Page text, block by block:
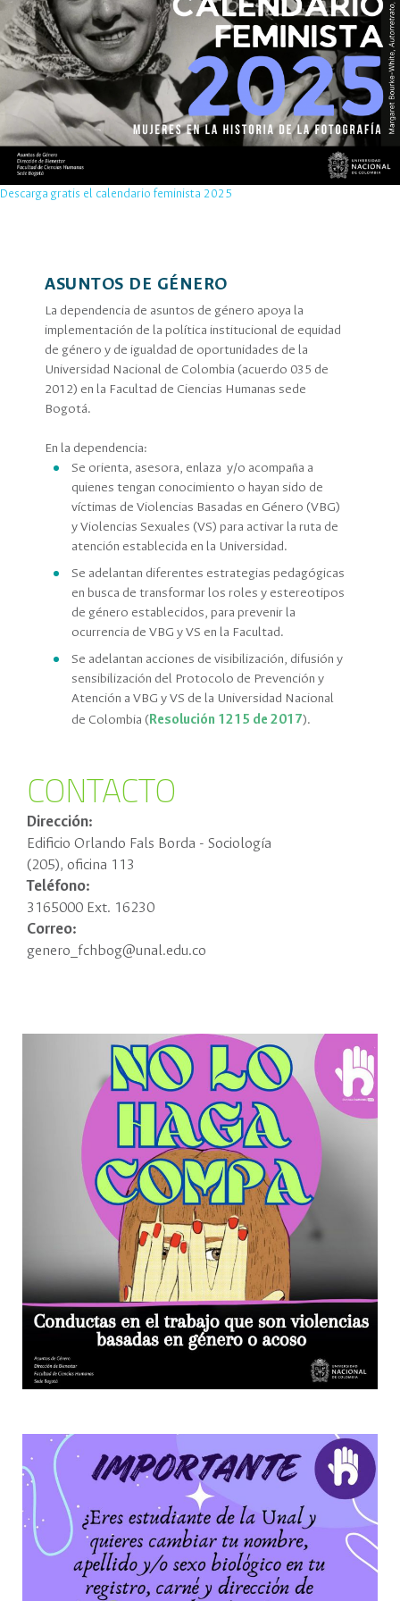
Descarga gratis el calendario feminista 2025
ASUNTOS DE GÉNERO
La dependencia de asuntos de género apoya la
implementación de la política institucional de equidad
de género y de igualdad de oportunidades de la
Universidad Nacional de Colombia (acuerdo 035 de
2012) en la Facultad de Ciencias Humanas sede
Bogotá.
En la dependencia:
Se orienta, asesora, enlaza y/o acompaña a
quienes tengan conocimiento o hayan sido de
víctimas de Violencias Basadas en Género (VBG)
y Violencias Sexuales (VS) para activar la ruta de
atención establecida en la Universidad.
Se adelantan diferentes estrategias pedagógicas
en busca de transformar los roles y estereotipos
de género establecidos, para prevenir la
ocurrencia de VBG y VS en la Facultad.
Se adelantan acciones de visibilización, difusión y
sensibilización del Protocolo de Prevención y
Atención a VBG y VS de la Universidad Nacional
de Colombia (Resolución 1215 de 2017).
CONTACTO
Dirección:
Edificio Orlando Fals Borda - Sociología
(205), oficina 113
Teléfono:
3165000 Ext. 16230
Correo:
genero_fchbog@unal.edu.co